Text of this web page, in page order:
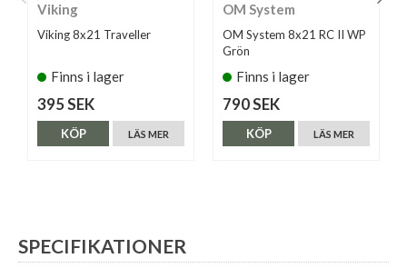
Viking
Viking 8x21 Traveller
Finns i lager
395 SEK
LÄS MER
KÖP
OM System
OM System 8x21 RC II WP
Grön
Finns i lager
790 SEK
LÄS MER
KÖP
SPECIFIKATIONER